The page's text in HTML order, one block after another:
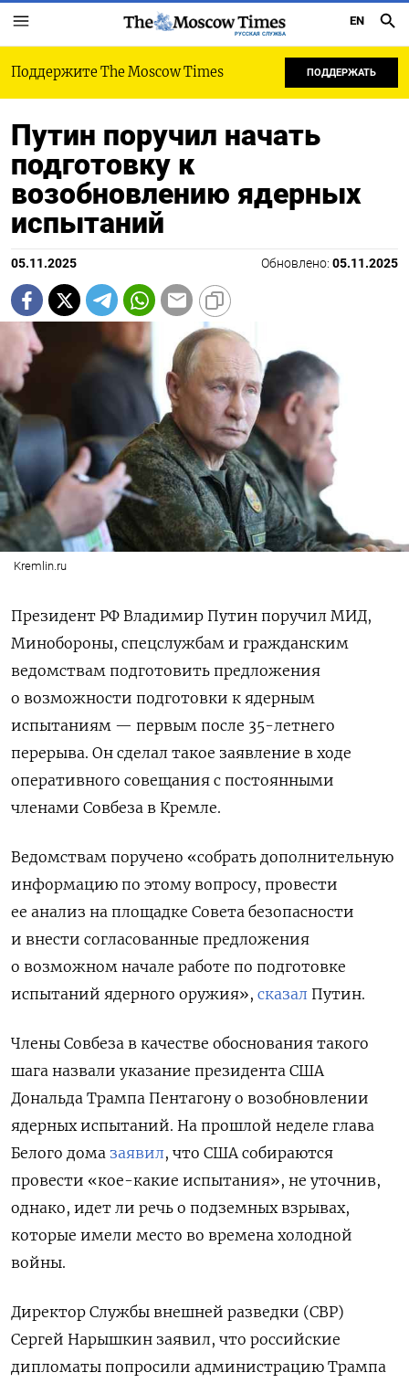
РУССКАЯ СЛУЖБА
EN
Поддержите The Moscow Times ПОДДЕРЖАТЬ
Путин поручил начать
подготовку к
возобновлению ядерных
испытаний
05.11.2025 Обновлено: 05.11.2025
Kremlin.ru
Президент РФ Владимир Путин поручил МИД,
Минобороны, спецслужбам и гражданским
ведомствам подготовить предложения
о возможности подготовки к ядерным
испытаниям — первым после 35-летнего
перерыва. Он сделал такое заявление в ходе
оперативного совещания с постоянными
членами Совбеза в Кремле.
Ведомствам поручено «собрать дополнительную
информацию по этому вопросу, провести
ее анализ на площадке Совета безопасности
и внести согласованные предложения
о возможном начале работе по подготовке
испытаний ядерного оружия», сказал Путин.
Члены Совбеза в качестве обоснования такого
шага назвали указание президента США
Дональда Трампа Пентагону о возобновлении
ядерных испытаний. На прошлой неделе глава
Белого дома заявил, что США собираются
провести «кое-какие испытания», не уточнив,
однако, идет ли речь о подземных взрывах,
которые имели место во времена холодной
войны.
Директор Службы внешней разведки (СВР)
Сергей Нарышкин заявил, что российские
дипломаты попросили администрацию Трампа